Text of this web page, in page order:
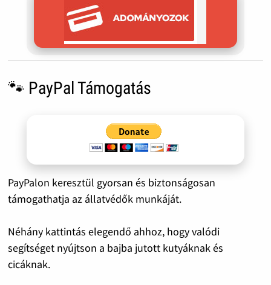
🐾 PayPal Támogatás
PayPalon keresztül gyorsan és biztonságosan
támogathatja az állatvédők munkáját.
Néhány kattintás elegendő ahhoz, hogy valódi
segítséget nyújtson a bajba jutott kutyáknak és
cicáknak.